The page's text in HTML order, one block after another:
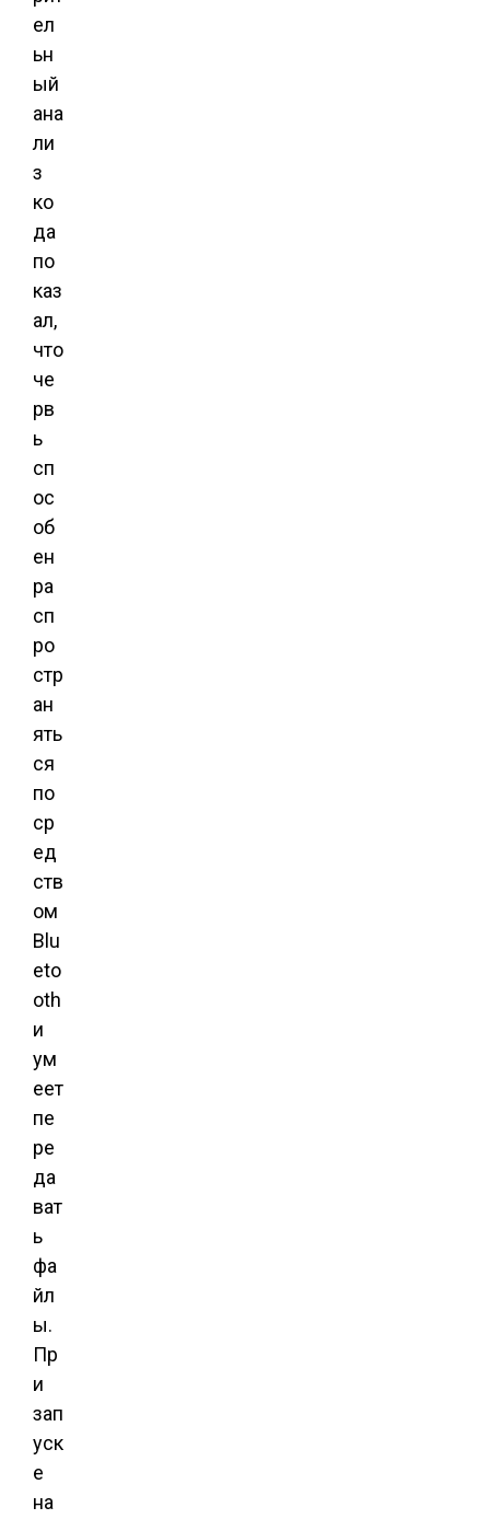
ел
ьн
ый
ана
ли
з
ко
да
по
каз
ал,
что
че
рв
ь
сп
ос
об
ен
ра
сп
ро
стр
ан
ять
ся
по
ср
ед
ств
ом
Blu
eto
oth
и
ум
еет
пе
ре
да
ват
ь
фа
йл
ы.
Пр
и
зап
уск
е
на